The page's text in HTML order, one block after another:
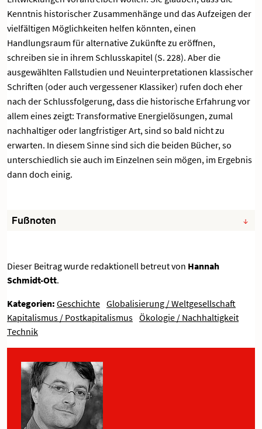
Kenntnis historischer Zusammenhänge und das Aufzeigen der
vielfältigen Möglichkeiten helfen könnten, einen
Handlungsraum für alternative Zukünfte zu eröffnen,
schreiben sie in ihrem Schlusskapitel (S. 228). Aber die
ausgewählten Fallstudien und Neuinterpretationen klassischer
Schriften (oder auch vergessener Klassiker) rufen doch eher
nach der Schlussfolgerung, dass die historische Erfahrung vor
allem eines zeigt: Transformative Energielösungen, zumal
nachhaltiger oder langfristiger Art, sind so bald nicht zu
erwarten. In diesem Sinne sind sich die beiden Bücher, so
unterschiedlich sie auch im Einzelnen sein mögen, im Ergebnis
dann doch einig.
Fußnoten
Dieser Beitrag wurde redaktionell betreut von Hannah
Schmidt-Ott.
Kategorien: Geschichte Globalisierung / Weltgesellschaft
Kapitalismus / Postkapitalismus Ökologie / Nachhaltigkeit
Technik